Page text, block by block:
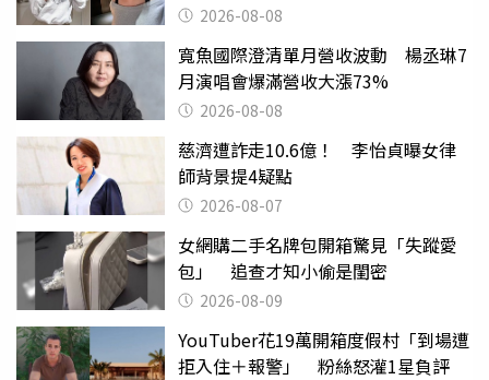
2026-08-08
寬魚國際澄清單月營收波動 楊丞琳7
月演唱會爆滿營收大漲73%
2026-08-08
慈濟遭詐走10.6億！ 李怡貞曝女律
師背景提4疑點
2026-08-07
女網購二手名牌包開箱驚見「失蹤愛
包」 追查才知小偷是閨密
2026-08-09
YouTuber花19萬開箱度假村「到場遭
拒入住＋報警」 粉絲怒灌1星負評